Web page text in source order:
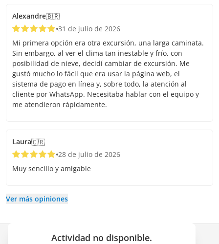
Alexandre🇧🇷
31 de julio de 2026
Mi primera opción era otra excursión, una larga caminata.
Sin embargo, al ver el clima tan inestable y frío, con
posibilidad de nieve, decidí cambiar de excursión. Me
gustó mucho lo fácil que era usar la página web, el
sistema de pago en línea y, sobre todo, la atención al
cliente por WhatsApp. Necesitaba hablar con el equipo y
me atendieron rápidamente.
Laura🇨🇷
28 de julio de 2026
Muy sencillo y amigable
Ver más opiniones
Actividad no disponible.